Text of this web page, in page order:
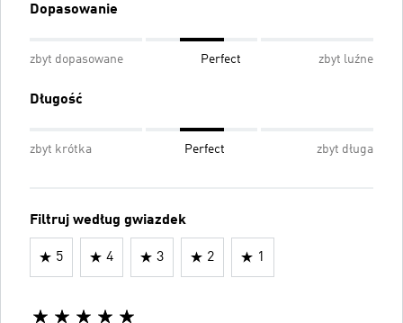
Dopasowanie
zbyt dopasowane Perfect zbyt luźne
Długość
zbyt krótka Perfect zbyt długa
Filtruj według gwiazdek
5 4 3 2 1